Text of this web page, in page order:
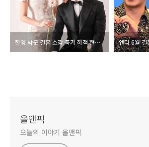
한영 박군 결혼 소감 축가 하객 현장 영상 8세 연상연하 부부 나이 웨딩화보 사진 공개 팬클럽 박군 사단 축하 1톤 쌀 화한 기부 총정리
올앤픽
오늘의 이야기 올앤픽